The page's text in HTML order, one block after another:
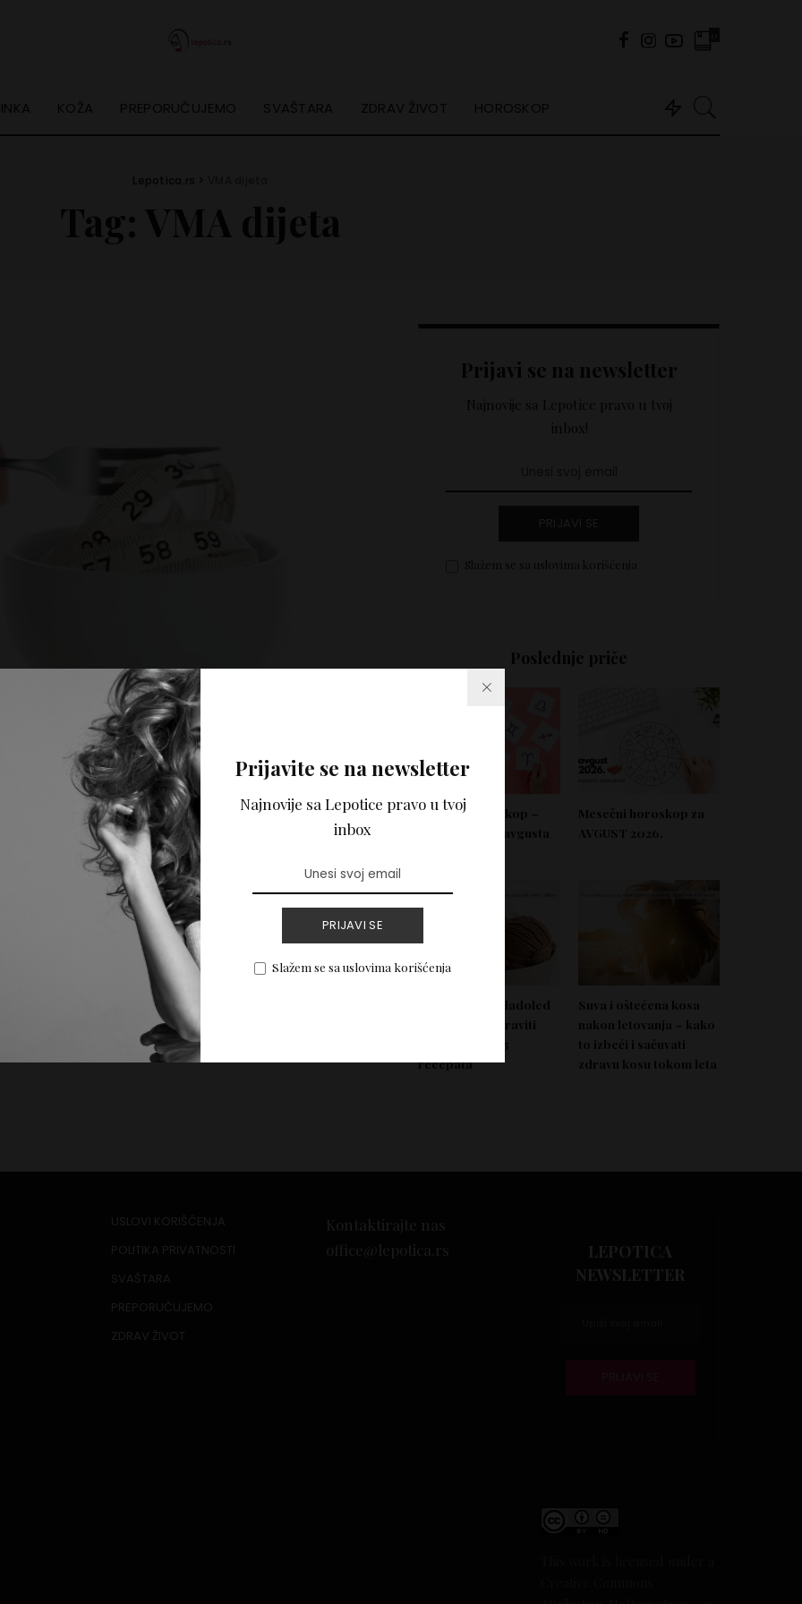
Prijavite se na newsletter
Najnovije sa Lepotice pravo u tvoj
inbox
PRIJAVI SE
Slažem se sa uslovima korišćenja
KOŽA PREPORUČUJEMO SVAŠTARA ZDRAV ŽIVOT HOROSKOP
po preporuci
PROČITAJ VIŠE
Prijavi se na newsletter
Najnovije sa Lepotice pravo u tvoj
inbox!
Slažem se sa uslovima korišćenja
Poslednje priče
Nedeljni horoskop –
Od 03. do 09. avgusta
Mesečni horoskop za
AVGUST 2026.
Domać zdrav sladoled
koji možeš napraviti
bez aparata – 5
recepata
Suva i oštećena kosa
nakon letovanja – kako
to izbeći i sačuvati
zdravu kosu tokom leta
USLOVI KORIŠĆENJA
POLITIKA PRIVATNOSTI
SVAŠTARA
PREPORUČUJEMO
ZDRAV ŽIVOT
Kontaktirajte nas
office@lepotica.rs
LEPOTICA
NEWSLETTER